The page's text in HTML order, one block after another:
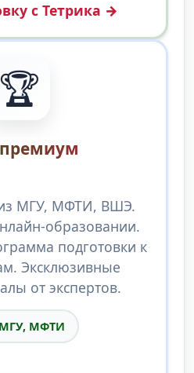
с Тетрика →
🏆
МГУ, МФТИ, ВШЭ.
образовании.
подготовки к
Эксклюзивные
от экспертов.
МГУ, МФТИ